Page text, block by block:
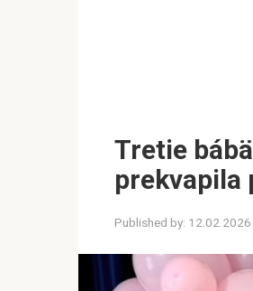
Tretie
prekvapila
Published by: 12.02.2026